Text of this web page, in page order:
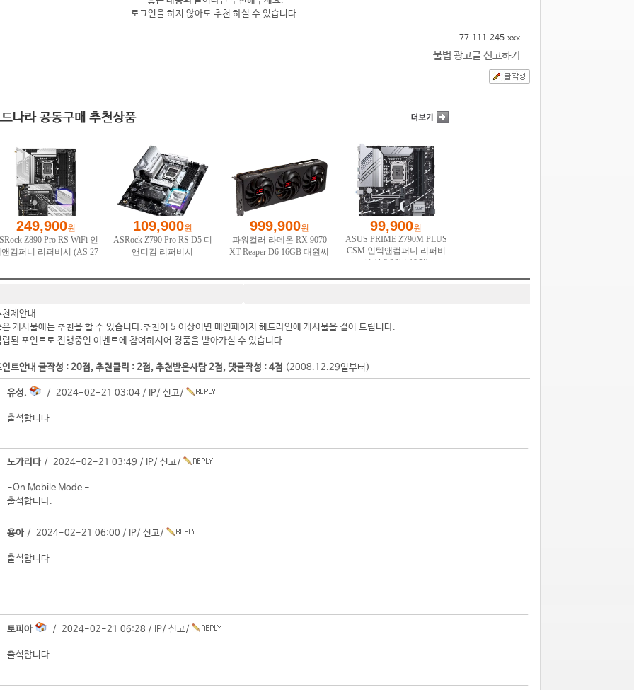
로그인을 하지 않아도 추천 하실 수 있습니다.
77.111.245.xxx
불법 광고글 신고하기
천제안내
은 게시물에는 추천을 할 수 있습니다.추천이 5 이상이면 메인페이지 헤드라인에 게시물을 걸어 드립니다.
립된 포인트로 진행중인 이벤트에 참여하시어 경품을 받아가실 수 있습니다.
인트안내 글작성 : 20점, 추천클릭 : 2점, 추천받은사람 2점, 댓글작성 : 4점 (2008.12.29일부터)
유성. / 2024-02-21 03:04 / IP/ 신고/
출석합니다
노가리다 / 2024-02-21 03:49 / IP/ 신고/
-On Mobile Mode -
출석합니다.
용아 / 2024-02-21 06:00 / IP/ 신고/
출석합니다
토피아 / 2024-02-21 06:28 / IP/ 신고/
출석합니다.